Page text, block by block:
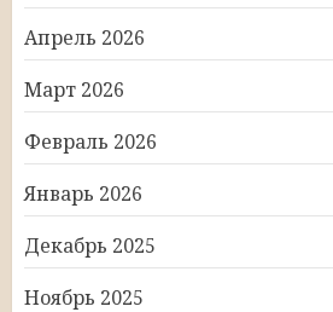
Апрель 2026
Март 2026
Февраль 2026
Январь 2026
Декабрь 2025
Ноябрь 2025